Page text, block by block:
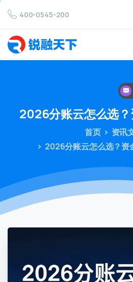
400-0545-200
2026分账云怎么选
首页
资讯
2026分账云怎么选？资